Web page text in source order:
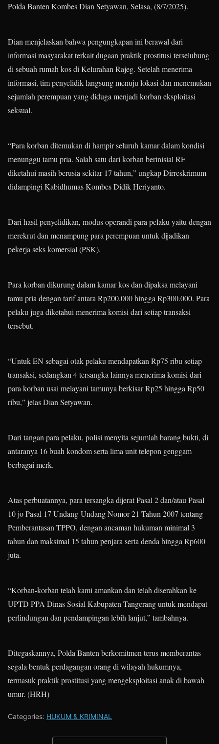
Polda Banten Kombes Dian Setyawan, Selasa, (8/7/2025).
Dian menjelaskan bahwa pengungkapan ini berawal dari
informasi masyarakat terkait dugaan praktik prostitusi terselubung
di sebuah rumah kos di Kelurahan Rajeg. Setelah menerima
informasi, tim penyelidik langsung menuju lokasi dan menemukan
sejumlah perempuan yang diduga menjadi korban eksploitasi
seksual.
“Para korban ditemukan di hampir seluruh kamar dalam kondisi
menunggu tamu pria. Salah satu dari korban berinisial RF
diketahui masih berusia sekitar 17 tahun,” ungkap Dirreskrimum
didampingi Kabidhumas Kombes Didik Heriyanto.
Dari hasil penyelidikan, modus operandi para pelaku yaitu dengan
merekrut dan menampung para perempuan untuk dijadikan
pekerja seks komersial (PSK).
Para korban dikurung dalam kamar kos dan dipaksa melayani
tamu pria dengan tarif antara Rp200.000 hingga Rp300.000. Para
pelaku juga diketahui menerima komisi dari setiap transaksi
tersebut.
“Untuk EN sebagai otak pelaku mendapatkan Rp75 ribu setiap
transaksi, sedangkan 4 tersangka lainnya menerima komisi dari
para korban usai melayani tamunya berkisar Rp25 hingga Rp50
ribu,” jelas Dian Setyawan.
Dari tangan para pelaku, polisi menyita sejumlah barang bukti, di
antaranya 16 buah kondom serta lima unit telepon genggam
berbagai merk.
Atas perbuatannya, para tersangka dijerat Pasal 2 dan/atau Pasal
10 jo Pasal 17 Undang-Undang Nomor 21 Tahun 2007 tentang
Pemberantasan TPPO, dengan ancaman hukuman minimal 3
tahun dan maksimal 15 tahun penjara serta denda hingga Rp600
juta.
“Korban-korban telah kami amankan dan telah diserahkan ke
UPTD PPA Dinas Sosial Kabupaten Tangerang untuk mendapat
perlindungan dan pendampingan lebih lanjut,” tambahnya.
Ditegaskannya, Polda Banten berkomitmen terus memberantas
segala bentuk perdagangan orang di wilayah hukumnya,
termasuk praktik prostitusi yang mengeksploitasi anak di bawah
umur. (HRH)
Categories: HUKUM & KRIMINAL